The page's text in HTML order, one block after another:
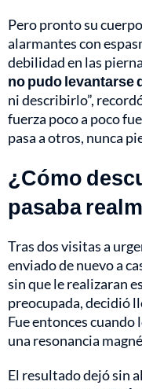
Pero pronto su
alarmantes con
debilidad en las
no pudo levantarse
ni describirlo”,
fuerza poco a poco
pasa a otros, nunca
¿Cómo
pasaba
Tras dos visitas a
enviado de nuevo a
sin que le realizaran
preocupada, decidió
Fue entonces
una resonancia
El resultado dejó sin